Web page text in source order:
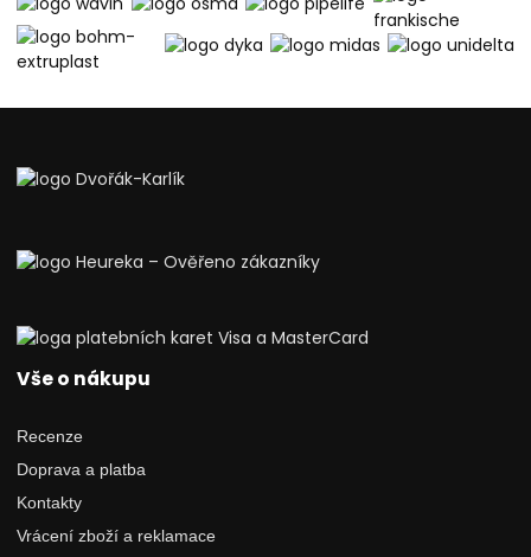
Vše o nákupu
Recenze
Doprava a platba
Kontakty
Vrácení zboží a reklamace